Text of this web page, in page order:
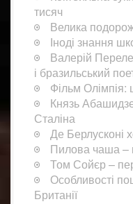
тисяч
Велика подорож
Іноді знання
Валерій
і бразильський
Фільм
Князь
Сталіна
Де Берлусконі
Пилова чаша
Том Сойєр –
Особливості
Британії